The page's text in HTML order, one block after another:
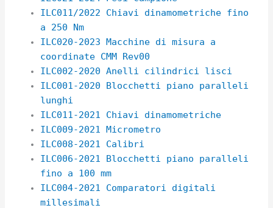
ILC011/2022 Chiavi dinamometriche fino
a 250 Nm
ILC020-2023 Macchine di misura a
coordinate CMM Rev00
ILC002-2020 Anelli cilindrici lisci
ILC001-2020 Blocchetti piano paralleli
lunghi
ILC011-2021 Chiavi dinamometriche
ILC009-2021 Micrometro
ILC008-2021 Calibri
ILC006-2021 Blocchetti piano paralleli
fino a 100 mm
ILC004-2021 Comparatori digitali
millesimali